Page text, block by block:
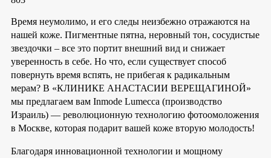
Время неумолимо, и его следы неизбежно отражаются на
нашей коже. Пигментные пятна, неровный тон, сосудистые
звездочки – все это портит внешний вид и снижает
уверенность в себе. Но что, если существует способ
повернуть время вспять, не прибегая к радикальным
мерам? В «КЛИНИКЕ АНАСТАСИИ ВЕРЕЩАГИНОЙ»
мы предлагаем вам Inmode Lumecca (производство
Израиль) — революционную технологию фотоомоложения
в Москве, которая подарит вашей коже вторую молодость!
Благодаря инновационной технологии и мощному